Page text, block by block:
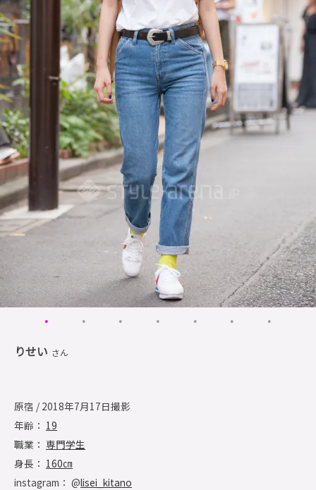
りせい さん
原宿 / 2018年7月17日撮影
年齢： 19
職業： 専門学生
身長： 160㎝
instagram： @lisei_kitano